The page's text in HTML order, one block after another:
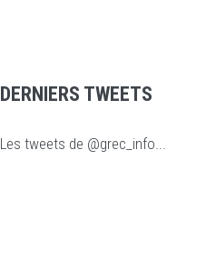
DERNIERS TWEETS
Les tweets de @grec_info...